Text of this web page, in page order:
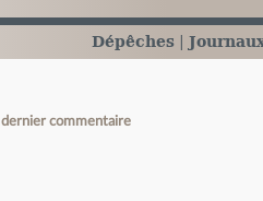
Dépêches
dernier commentaire